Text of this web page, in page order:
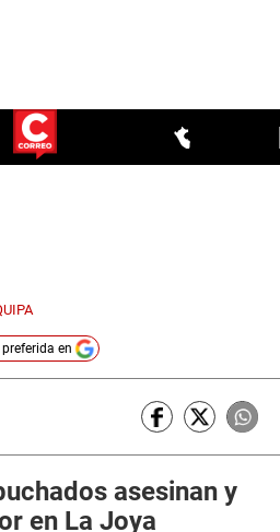
en
asesinan y
en La Joya